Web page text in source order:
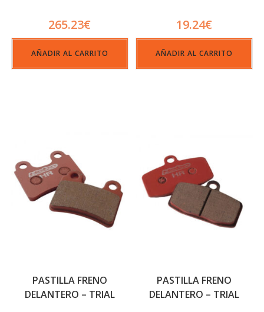
265.23€
AÑADIR AL CARRITO
19.24€
AÑADIR AL CARRITO
PASTILLA FRENO
DELANTERO – TRIAL
PASTILLA FRENO
DELANTERO – TRIAL